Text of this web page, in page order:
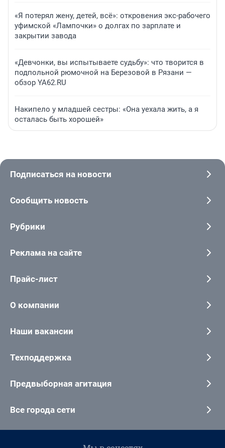
«Я потерял жену, детей, всё»: откровения экс-рабочего
уфимской «Лампочки» о долгах по зарплате и
закрытии завода
«Девчонки, вы испытываете судьбу»: что творится в
подпольной рюмочной на Березовой в Рязани —
обзор YA62.RU
Накипело у младшей сестры: «Она уехала жить, а я
осталась быть хорошей»
Подписаться на новости
Сообщить новость
Рубрики
Реклама на сайте
Прайс-лист
О компании
Наши вакансии
Техподдержка
Предвыборная агитация
Все города сети